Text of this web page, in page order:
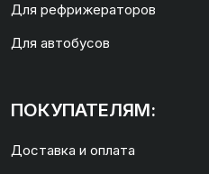
Для рефрижераторов
Для автобусов
ПОКУПАТЕЛЯМ:
Доставка и оплата